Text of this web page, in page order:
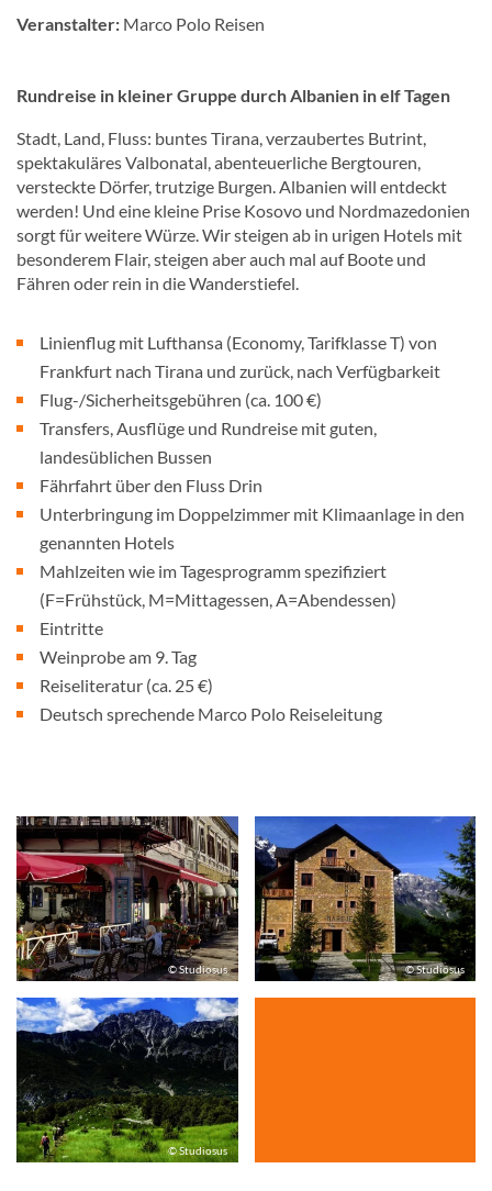
Veranstalter: Marco Polo Reisen
Rundreise in kleiner Gruppe durch Albanien in elf Tagen
Stadt, Land, Fluss: buntes Tirana, verzaubertes Butrint,
spektakuläres Valbonatal, abenteuerliche Bergtouren,
versteckte Dörfer, trutzige Burgen. Albanien will entdeckt
werden! Und eine kleine Prise Kosovo und Nordmazedonien
sorgt für weitere Würze. Wir steigen ab in urigen Hotels mit
besonderem Flair, steigen aber auch mal auf Boote und
Fähren oder rein in die Wanderstiefel.
Linienflug mit Lufthansa (Economy, Tarifklasse T) von
Frankfurt nach Tirana und zurück, nach Verfügbarkeit
Flug-/Sicherheitsgebühren (ca. 100 €)
Transfers, Ausflüge und Rundreise mit guten,
landesüblichen Bussen
Fährfahrt über den Fluss Drin
Unterbringung im Doppelzimmer mit Klimaanlage in den
genannten Hotels
Mahlzeiten wie im Tagesprogramm spezifiziert
(F=Frühstück, M=Mittagessen, A=Abendessen)
Eintritte
Weinprobe am 9. Tag
Reiseliteratur (ca. 25 €)
Deutsch sprechende Marco Polo Reiseleitung
© Studiosus © Studiosus
© Studiosus